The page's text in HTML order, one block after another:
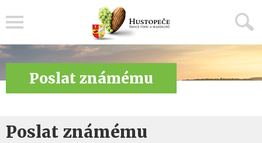
Poslat známému
Poslat známému